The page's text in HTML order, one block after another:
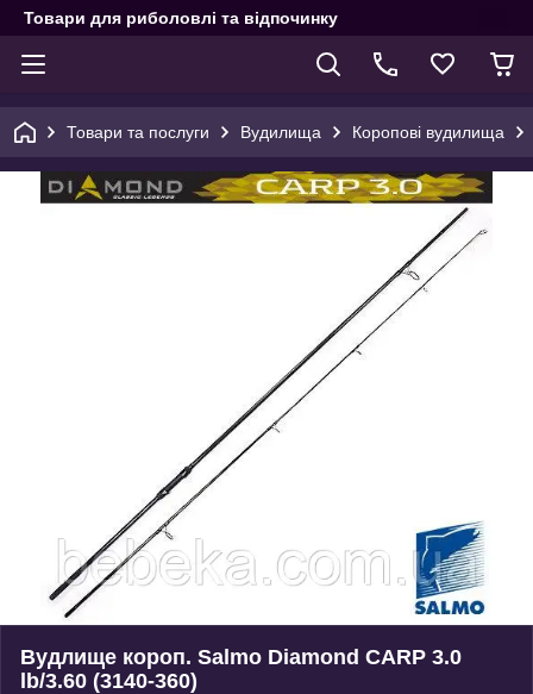
Товари для риболовлі та відпочинку
Товари та послуги Вудилища Коропові вудилища
Вудлище короп. Salmo Diamond CARP 3.0
lb/3.60 (3140-360)